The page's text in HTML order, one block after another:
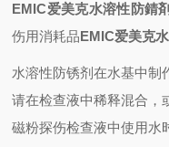
EMIC爱美克水溶性防錆剤
伤用消耗品EMIC爱美克
水溶性防锈剂在水基中制
请在检查液中稀释混合，
磁粉探伤检查液中使用水